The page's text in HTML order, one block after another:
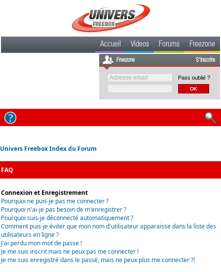
Accueil Videos Forums Freezone
Freezone S'inscrire
Pass oublié ?
Univers Freebox Index du Forum
FAQ
Connexion et Enregistrement
Pourquoi ne puis-je pas me connecter ?
Pourquoi n'ai-je pas besoin de m'enregistrer ?
Pourquoi suis-je déconnecté automatiquement ?
Comment puis-je éviter que mon nom d'utilisateur apparaisse dans la liste des
utilisateurs en ligne ?
J'ai perdu mon mot de passe !
Je me suis inscrit mais ne peux pas me connecter !
Je me suis enregistré dans le passé, mais ne peux plus me connecter ?!